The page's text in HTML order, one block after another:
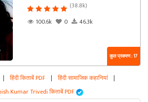
(38.8k)
100.6k
0 46.3k
कुल प्रकरण : 17
| हिंदी किताबें PDF | हिंदी सामाजिक कहानियां |
Kumar Trivedi किताबें PDF